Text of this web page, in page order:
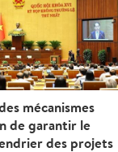
mécanismes
de garantir le
des projets